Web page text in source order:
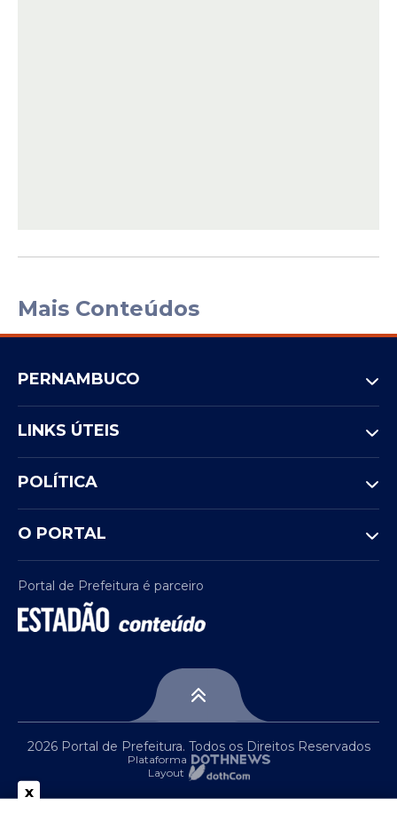
Mais Conteúdos
PERNAMBUCO
LINKS ÚTEIS
POLÍTICA
O PORTAL
Portal de Prefeitura é parceiro
2026 Portal de Prefeitura. Todos os Direitos Reservados
Plataforma
Layout
x